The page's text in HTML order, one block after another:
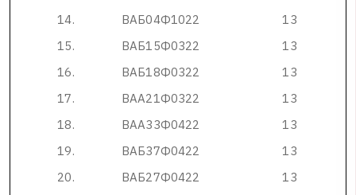
14. ВАБ04Ф1022 13
15. ВАБ15Ф0322 13
16. ВАБ18Ф0322 13
17. ВАА21Ф0322 13
18. ВАА33Ф0422 13
19. ВАБ37Ф0422 13
20. ВАБ27Ф0422 13